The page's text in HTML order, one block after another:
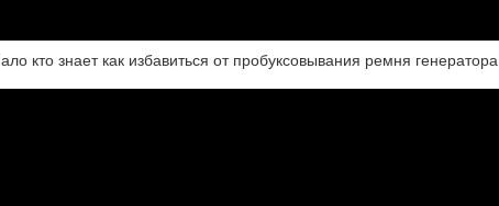
знает как избавиться от пробуксовывания ремня генератора